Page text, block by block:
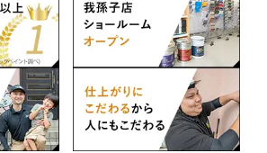
仕上がりました。
雨前に外壁と屋根をチェック！被害を
マニュアル
浄って安全？高圧洗浄と比較してわか
命」まとめ